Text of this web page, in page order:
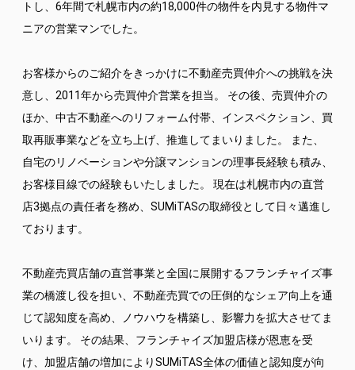
トし、6年間で札幌市内の約18,000件の物件を内見する物件マ
ニアの営業マンでした。
お客様からのご紹介をきっかけに不動産売買仲介への挑戦を決
意し、2011年から売買仲介営業を担当。 その後、売買仲介の
ほか、中古不動産へのリフォーム付帯、インスペクション、買
取再販事業などを立ち上げ、推進してまいりました。 また、
自宅のリノベーションや分譲マンションの理事長経験も積み、
お客様目線での経験もいたしました。 現在は札幌市内の直営
店3拠点の責任者を務め、SUMiTASの取締役として日々邁進し
ております。
不動産売買店舗の直営事業と全国に展開するフランチャイズ事
業の橋渡し役を担い、不動産売買での圧倒的なシェア向上を通
じて認知度を高め、ノウハウを構築し、影響力を拡大させてま
いります。 その結果、フランチャイズ加盟店様が恩恵を受
け、加盟店舗の増加によりSUMiTAS全体の価値と認知度が向